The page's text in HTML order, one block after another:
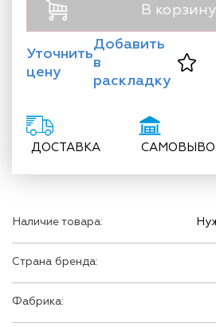
Наличие товара:
Страна бренда:
Фабрика:
В корзину
Уточнить
цену
Добавить
в
раскладку
ДОСТАВКА